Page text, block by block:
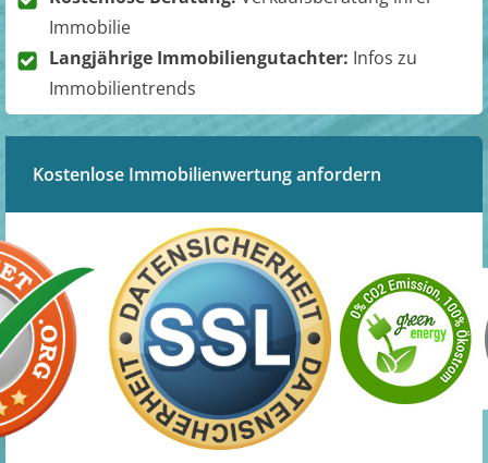
Immobilie
Langjährige Immobiliengutachter: Infos zu
Immobilientrends
Kostenlose Immobilienwertung anfordern